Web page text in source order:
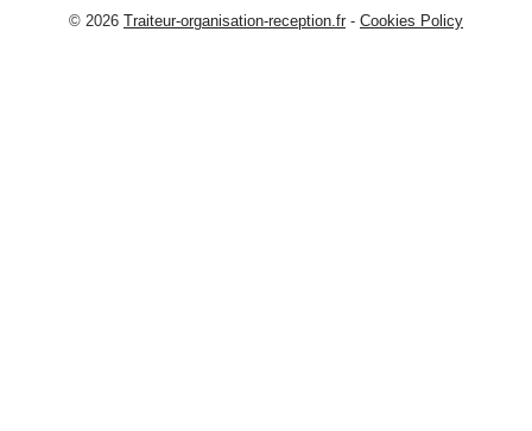
© 2026 Traiteur-organisation-reception.fr - Cookies Policy